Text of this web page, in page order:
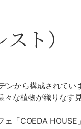
ト）
から構成されてい
な植物が織りなす
「COEDA